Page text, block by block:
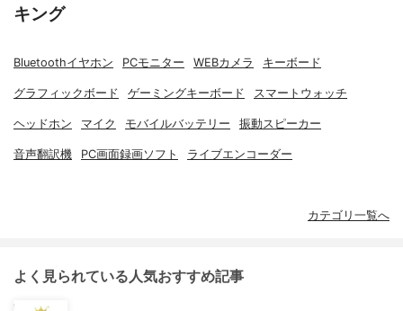
キング
Bluetoothイヤホン PCモニター WEBカメラ キーボード
グラフィックボード ゲーミングキーボード スマートウォッチ
ヘッドホン マイク モバイルバッテリー 振動スピーカー
音声翻訳機 PC画面録画ソフト ライブエンコーダー
カテゴリ一覧へ
よく見られている人気おすすめ記事